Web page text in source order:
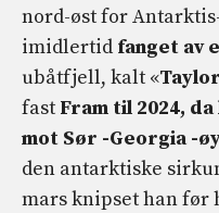
nord-øst for
imidlertid fanget av
ubåtfjell, kalt «
fast Fram til 2024,
mot Sør -Georgia -
den antarktiske
mars knipset han før